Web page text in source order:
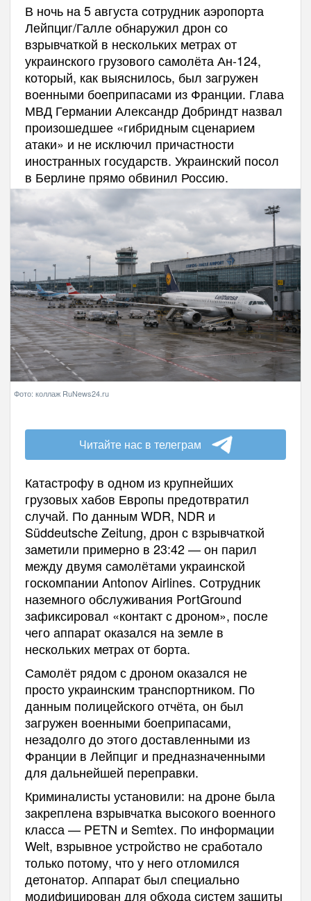
В ночь на 5 августа сотрудник аэропорта
Лейпциг/Галле обнаружил дрон со
взрывчаткой в нескольких метрах от
украинского грузового самолёта Ан-124,
который, как выяснилось, был загружен
военными боеприпасами из Франции. Глава
МВД Германии Александр Добриндт назвал
произошедшее «гибридным сценарием
атаки» и не исключил причастности
иностранных государств. Украинский посол
в Берлине прямо обвинил Россию.
Фото: коллаж RuNews24.ru
Читайте нас в телеграм
Катастрофу в одном из крупнейших
грузовых хабов Европы предотвратил
случай. По данным WDR, NDR и
Süddeutsche Zeitung, дрон с взрывчаткой
заметили примерно в 23:42 — он парил
между двумя самолётами украинской
госкомпании Antonov Airlines. Сотрудник
наземного обслуживания PortGround
зафиксировал «контакт с дроном», после
чего аппарат оказался на земле в
нескольких метрах от борта.
Самолёт рядом с дроном оказался не
просто украинским транспортником. По
данным полицейского отчёта, он был
загружен военными боеприпасами,
незадолго до этого доставленными из
Франции в Лейпциг и предназначенными
для дальнейшей переправки.
Криминалисты установили: на дроне была
закреплена взрывчатка высокого военного
класса — PETN и Semtex. По информации
Welt, взрывное устройство не сработало
только потому, что у него отломился
детонатор. Аппарат был специально
модифицирован для обхода систем защиты